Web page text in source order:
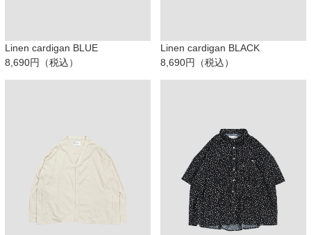
Linen cardigan BLUE
8,690円（税込）
Linen cardigan BLACK
8,690円（税込）